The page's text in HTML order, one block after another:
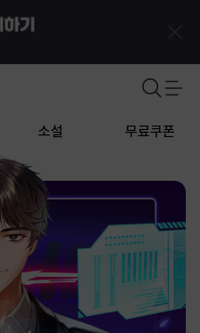
소설 무료쿠폰